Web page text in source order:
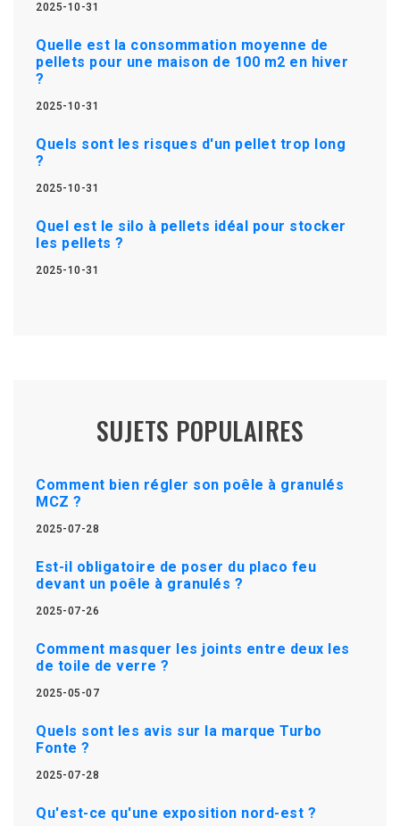
2025-10-31
Quelle est la consommation moyenne de
pellets pour une maison de 100 m2 en hiver
?
2025-10-31
Quels sont les risques d'un pellet trop long
?
2025-10-31
Quel est le silo à pellets idéal pour stocker
les pellets ?
2025-10-31
SUJETS POPULAIRES
Comment bien régler son poêle à granulés
MCZ ?
2025-07-28
Est-il obligatoire de poser du placo feu
devant un poêle à granulés ?
2025-07-26
Comment masquer les joints entre deux les
de toile de verre ?
2025-05-07
Quels sont les avis sur la marque Turbo
Fonte ?
2025-07-28
Qu'est-ce qu'une exposition nord-est ?